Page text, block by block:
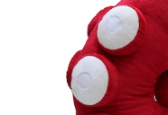
好きが集まる 比べて選
ビジネスと働き方のヒン
AI活用のいまが分かる